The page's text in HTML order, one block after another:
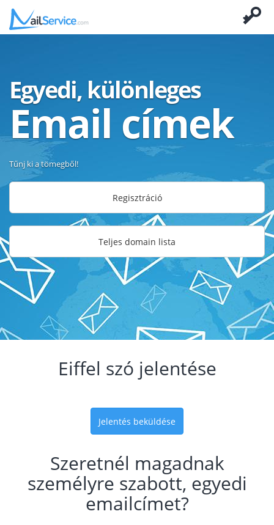
Egyedi, különleges
Email címek
Tűnj ki a tömegből!
Regisztráció
Teljes domain lista
Eiffel szó jelentése
Jelentés beküldése
Szeretnél magadnak
személyre szabott, egyedi
emailcímet?